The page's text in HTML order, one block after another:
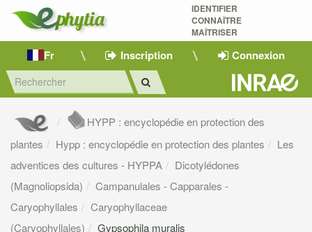
IDENTIFIER
CONNAÎTRE
MAÎTRISER
Fr Inscription Connexion
HYPP : encyclopédie en protection des
plantes
Hypp : encyclopédie en protection des plantes
Les
adventices des cultures - HYPPA
Dicotylédones
(Magnoliopsida)
Campanulales - Capparales -
Caryophyllales
Caryophyllaceae
(Caryophyllales)
Gypsophila muralis